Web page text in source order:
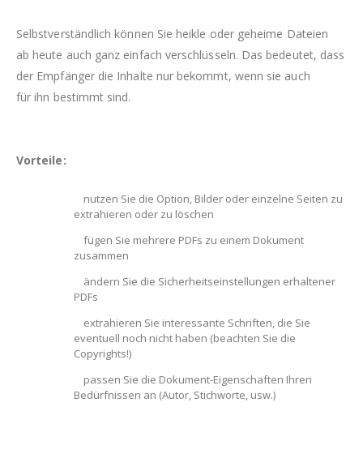
Selbstverständlich können Sie heikle oder geheime Dateien
ab heute auch ganz einfach verschlüsseln. Das bedeutet, dass
der Empfänger die Inhalte nur bekommt, wenn sie auch
für ihn bestimmt sind.
Vorteile:
nutzen Sie die Option, Bilder oder einzelne Seiten zu
extrahieren oder zu löschen
fügen Sie mehrere PDFs zu einem Dokument
zusammen
ändern Sie die Sicherheitseinstellungen erhaltener
PDFs
extrahieren Sie interessante Schriften, die Sie
eventuell noch nicht haben (beachten Sie die
Copyrights!)
passen Sie die Dokument-Eigenschaften Ihren
Bedürfnissen an (Autor, Stichworte, usw.)